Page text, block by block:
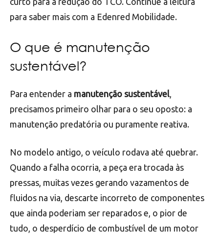
para saber mais com a Edenred Mobilidade.
O que é manutenção
sustentável?
Para entender a manutenção sustentável,
precisamos primeiro olhar para o seu oposto: a
manutenção predatória ou puramente reativa.
No modelo antigo, o veículo rodava até quebrar.
Quando a falha ocorria, a peça era trocada às
pressas, muitas vezes gerando vazamentos de
fluidos na via, descarte incorreto de componentes
que ainda poderiam ser reparados e, o pior de
tudo, o desperdício de combustível de um motor